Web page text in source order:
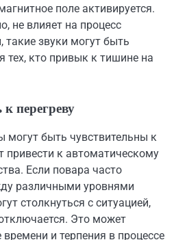
поле активируется.
не влияет на процесс
такие звуки могут быть
кто привык к тишине на
перегреву
могут быть чувствительны к
привести к автоматическому
Если повара часто
различными уровнями
столкнуться с ситуацией,
Это может
и терпения в процессе